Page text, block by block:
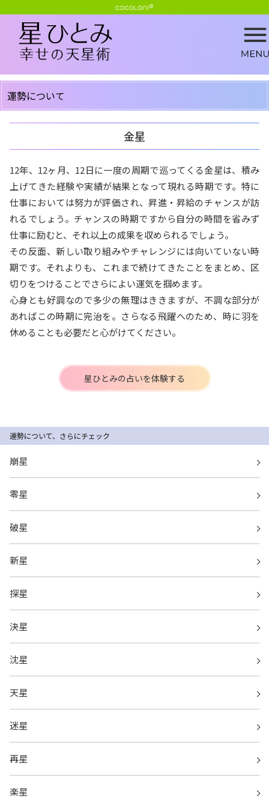
運勢について
金星
12年、12ヶ月、12日に一度の周期で巡ってくる金星は、積み
上げてきた経験や実績が結果となって現れる時期です。特に
仕事においては努力が評価され、昇進・昇給のチャンスが訪
れるでしょう。チャンスの時期ですから自分の時間を省みず
仕事に励むと、それ以上の成果を収められるでしょう。
その反面、新しい取り組みやチャレンジには向いていない時
期です。それよりも、これまで続けてきたことをまとめ、区
切りをつけることでさらによい運気を掴めます。
心身とも好調なので多少の無理はききますが、不調な部分が
あればこの時期に完治を。さらなる飛躍へのため、時に羽を
休めることも必要だと心がけてください。
星ひとみの占いを体験する
運勢について、さらにチェック
崩星
零星
破星
新星
探星
決星
沈星
天星
迷星
再星
楽星